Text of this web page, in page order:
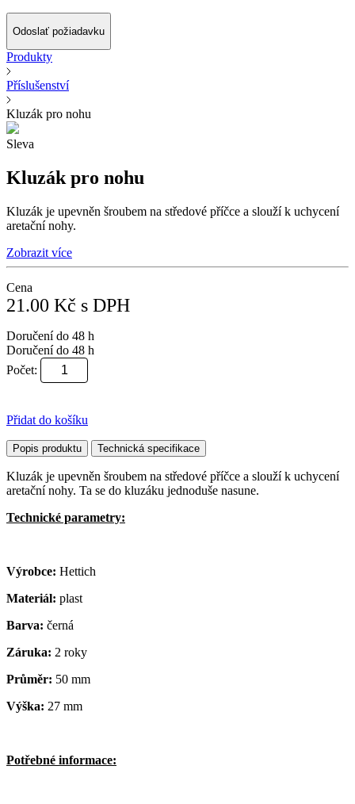
Odoslať požiadavku
Produkty
Příslušenství
Kluzák pro nohu
Sleva
Kluzák pro nohu
Kluzák je upevněn šroubem na středové příčce a slouží k uchycení
aretační nohy.
Zobrazit více
Cena
21.00 Kč s DPH
Doručení do 48 h
Doručení do 48 h
Počet:
Přidat do košíku
Popis produktu Technická specifikace
Kluzák je upevněn šroubem na středové příčce a slouží k uchycení
aretační nohy. Ta se do kluzáku jednoduše nasune.
Technické parametry:
Výrobce: Hettich
Materiál: plast
Barva: černá
Záruka: 2 roky
Průměr: 50 mm
Výška: 27 mm
Potřebné informace: